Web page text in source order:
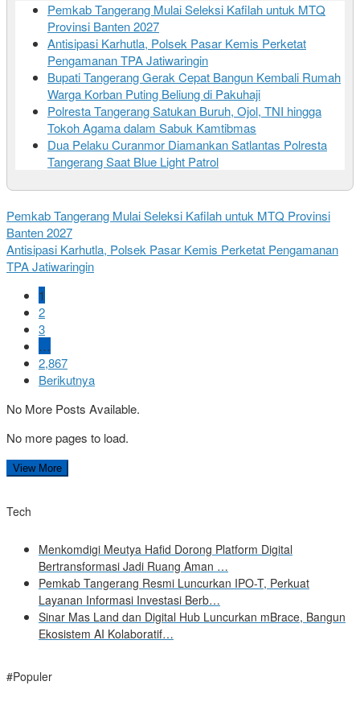
Pemkab Tangerang Mulai Seleksi Kafilah untuk MTQ
Provinsi Banten 2027
Antisipasi Karhutla, Polsek Pasar Kemis Perketat
Pengamanan TPA Jatiwaringin
Bupati Tangerang Gerak Cepat Bangun Kembali Rumah
Warga Korban Puting Beliung di Pakuhaji
Polresta Tangerang Satukan Buruh, Ojol, TNI hingga
Tokoh Agama dalam Sabuk Kamtibmas
Dua Pelaku Curanmor Diamankan Satlantas Polresta
Tangerang Saat Blue Light Patrol
Pemkab Tangerang Mulai Seleksi Kafilah untuk MTQ Provinsi
Banten 2027
Antisipasi Karhutla, Polsek Pasar Kemis Perketat Pengamanan
TPA Jatiwaringin
1
2
3
…
2,867
Berikutnya
No More Posts Available.
No more pages to load.
View More
Tech
Menkomdigi Meutya Hafid Dorong Platform Digital
Bertransformasi Jadi Ruang Aman …
Pemkab Tangerang Resmi Luncurkan IPO-T, Perkuat
Layanan Informasi Investasi Berb…
Sinar Mas Land dan Digital Hub Luncurkan mBrace, Bangun
Ekosistem AI Kolaboratif…
#Populer